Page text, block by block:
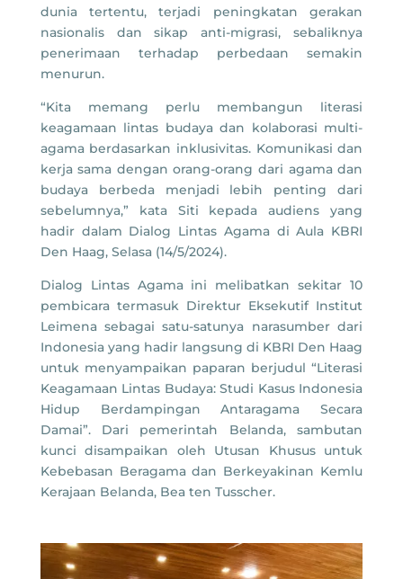
dunia tertentu, terjadi peningkatan gerakan
nasionalis dan sikap anti-migrasi, sebaliknya
penerimaan terhadap perbedaan semakin
menurun.
“Kita memang perlu membangun literasi
keagamaan lintas budaya dan kolaborasi multi-
agama berdasarkan inklusivitas. Komunikasi dan
kerja sama dengan orang-orang dari agama dan
budaya berbeda menjadi lebih penting dari
sebelumnya,” kata Siti kepada audiens yang
hadir dalam Dialog Lintas Agama di Aula KBRI
Den Haag, Selasa (14/5/2024).
Dialog Lintas Agama ini melibatkan sekitar 10
pembicara termasuk Direktur Eksekutif Institut
Leimena sebagai satu-satunya narasumber dari
Indonesia yang hadir langsung di KBRI Den Haag
untuk menyampaikan paparan berjudul “Literasi
Keagamaan Lintas Budaya: Studi Kasus Indonesia
Hidup Berdampingan Antaragama Secara
Damai”. Dari pemerintah Belanda, sambutan
kunci disampaikan oleh Utusan Khusus untuk
Kebebasan Beragama dan Berkeyakinan Kemlu
Kerajaan Belanda, Bea ten Tusscher.